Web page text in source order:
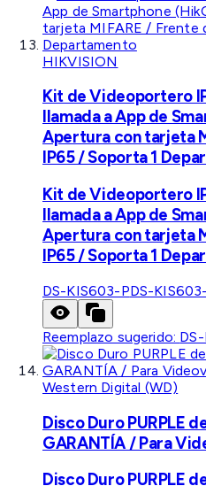
HIKVISION
Kit de Videoportero
llamada a App de
Apertura con tarjeta
IP65 / Soporta 1
Kit de Videoportero
llamada a App de
Apertura con tarjeta
IP65 / Soporta 1
DS-KIS603-PDS-
Reemplazo sugerido:
Western Digital (WD)
Disco Duro PURPLE
GARANTÍA / Para
Disco Duro PURPLE